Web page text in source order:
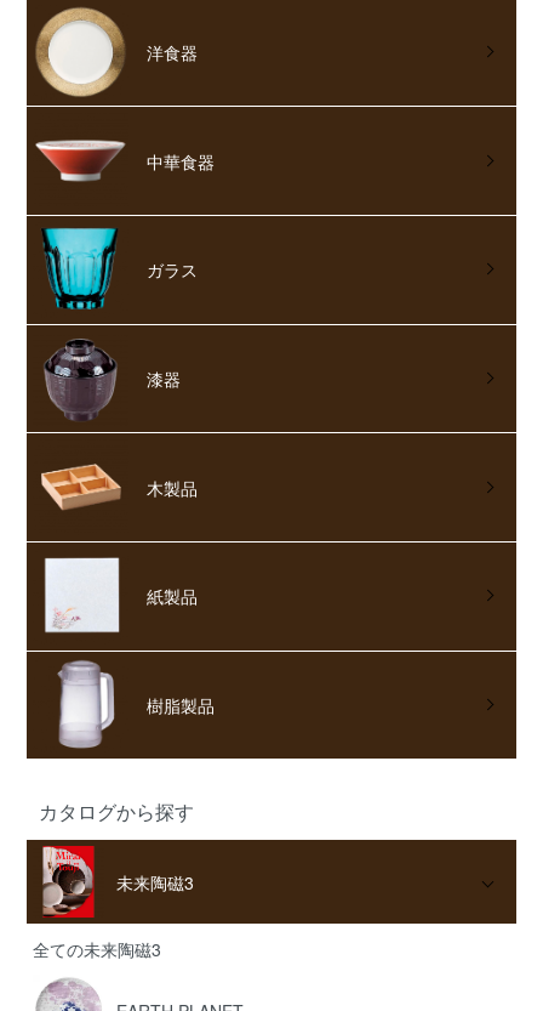
洋食器
中華食器
ガラス
漆器
木製品
紙製品
樹脂製品
カタログから探す
未来陶磁3
全ての未来陶磁3